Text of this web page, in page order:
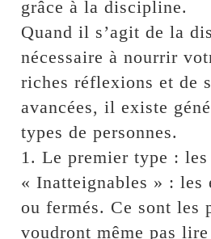
grâce à la discipline.
Quand il s’agit de la
nécessaire à nourrir
riches réflexions et de
avancées, il existe
types de personnes.
1. Le premier type : les
« Inatteignables » : les
ou fermés. Ce sont les
voudront même pas